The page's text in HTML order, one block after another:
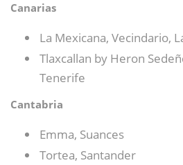
Canarias
La Mexicana, Vecindario,
Tlaxcallan by Heron
Tenerife
Cantabria
Emma, Suances
Tortea, Santander